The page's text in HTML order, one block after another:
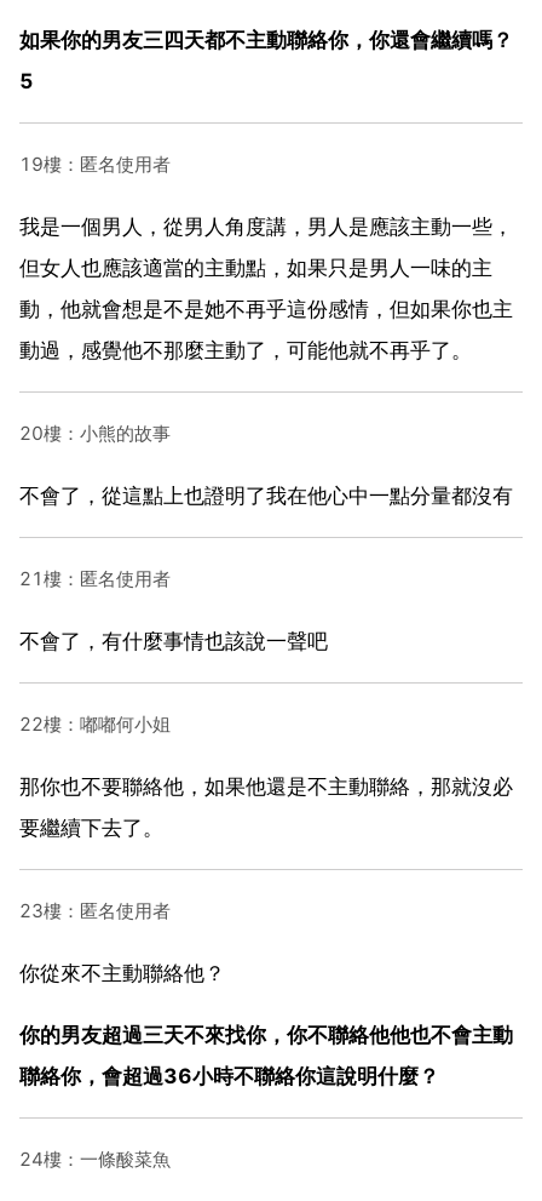
如果你的男友三四天都不主動聯絡你，你還會繼續嗎？
5
19樓：匿名使用者
我是一個男人，從男人角度講，男人是應該主動一些，
但女人也應該適當的主動點，如果只是男人一味的主
動，他就會想是不是她不再乎這份感情，但如果你也主
動過，感覺他不那麼主動了，可能他就不再乎了。
20樓：小熊的故事
不會了，從這點上也證明了我在他心中一點分量都沒有
21樓：匿名使用者
不會了，有什麼事情也該說一聲吧
22樓：嘟嘟何小姐
那你也不要聯絡他，如果他還是不主動聯絡，那就沒必
要繼續下去了。
23樓：匿名使用者
你從來不主動聯絡他？
你的男友超過三天不來找你，你不聯絡他他也不會主動
聯絡你，會超過36小時不聯絡你這說明什麼？
24樓：一條酸菜魚